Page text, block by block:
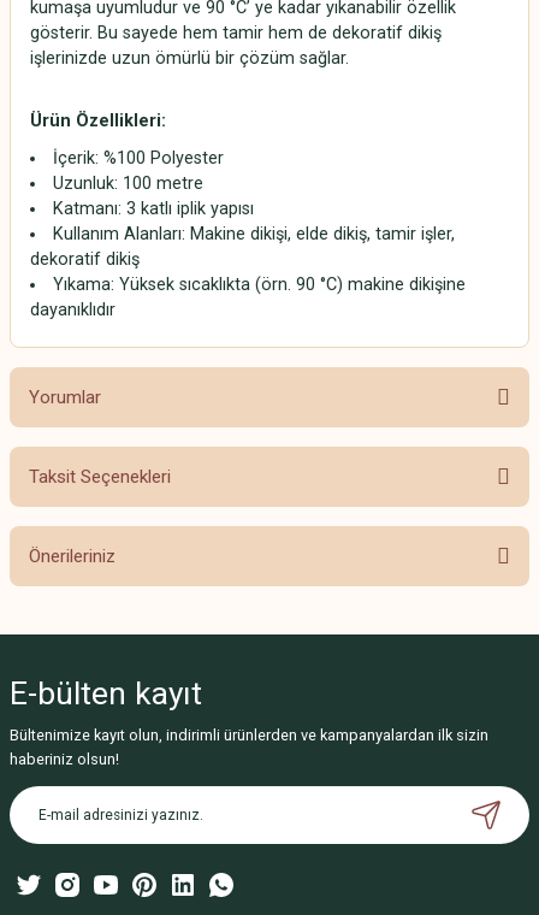
kumaşa uyumludur ve 90 °C’ ye kadar yıkanabilir özellik
gösterir. Bu sayede hem tamir hem de dekoratif dikiş
işlerinizde uzun ömürlü bir çözüm sağlar.
Ürün Özellikleri:
İçerik: %100 Polyester
Uzunluk: 100 metre
Katmanı: 3 katlı iplik yapısı
Kullanım Alanları: Makine dikişi, elde dikiş, tamir işler,
dekoratif dikiş
Yıkama: Yüksek sıcaklıkta (örn. 90 °C) makine dikişine
dayanıklıdır
Yorumlar
Bu ürüne ilk yorumu siz yapın!
Taksit Seçenekleri
Önerileriniz
Görüş ve önerileriniz için teşekkür ederiz.
Ürün resmi kalitesiz, bozuk veya görüntülenemiyor.
Ürün açıklamasında eksik bilgiler bulunuyor.
Ürün bilgilerinde hatalar bulunuyor.
Bu ürüne benzer farklı alternatifler olmalı.
E-bülten kayıt
Bültenimize kayıt olun, indirimli ürünlerden ve kampanyalardan ilk sizin
haberiniz olsun!